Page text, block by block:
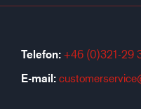
Telefon: +46 (0)321-29
E-mail: